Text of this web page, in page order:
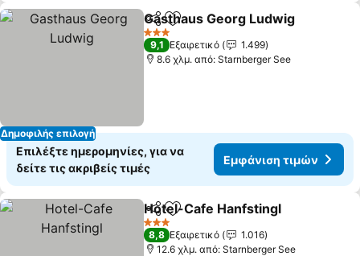
Δημοφιλής επιλογή
Κοινοποίηση
Προσθήκη στα αγαπημένα
Gasthaus Georg Ludwig
3 Αστέρια
9,1 Εξαιρετικό
1.499
8.6 χλμ. από: Starnberger See
Επιλέξτε ημερομηνίες, για να
δείτε τις ακριβείς τιμές
Εμφάνιση τιμών
Κοινοποίηση
Προσθήκη στα αγαπημένα
Hotel-Cafe Hanfstingl
3 Αστέρια
8,8 Εξαιρετικό
1.016
12.6 χλμ. από: Starnberger See